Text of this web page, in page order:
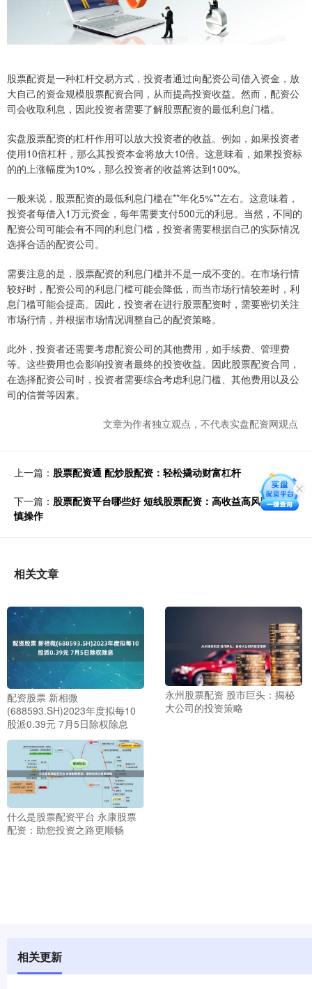
股票配资是一种杠杆交易方式，投资者通过向配资公司借入资金，放
大自己的资金规模股票配资合同，从而提高投资收益。然而，配资公
司会收取利息，因此投资者需要了解股票配资的最低利息门槛。
实盘股票配资的杠杆作用可以放大投资者的收益。例如，如果投资者
使用10倍杠杆，那么其投资本金将放大10倍。这意味着，如果投资标
的的上涨幅度为10%，那么投资者的收益将达到100%。
一般来说，股票配资的最低利息门槛在**年化5%**左右。这意味着，
投资者每借入1万元资金，每年需要支付500元的利息。当然，不同的
配资公司可能会有不同的利息门槛，投资者需要根据自己的实际情况
选择合适的配资公司。
需要注意的是，股票配资的利息门槛并不是一成不变的。在市场行情
较好时，配资公司的利息门槛可能会降低，而当市场行情较差时，利
息门槛可能会提高。因此，投资者在进行股票配资时，需要密切关注
市场行情，并根据市场情况调整自己的配资策略。
此外，投资者还需要考虑配资公司的其他费用，如手续费、管理费
等。这些费用也会影响投资者最终的投资收益。因此股票配资合同，
在选择配资公司时，投资者需要综合考虑利息门槛、其他费用以及公
司的信誉等因素。
文章为作者独立观点，不代表实盘配资网观点
上一篇： 股票配资通 配炒股配资：轻松撬动财富杠杆
下一篇： 股票配资平台哪些好 短线股票配资：高收益高风险，谨
慎操作
相关文章
配资股票 新相微
(688593.SH)2023年度拟每10
股派0.39元 7月5日除权除息
永州股票配资 股市巨头：揭秘
大公司的投资策略
什么是股票配资平台 永康股票
配资：助您投资之路更顺畅
相关更新